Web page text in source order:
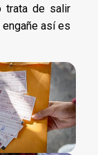
trata de salir
así es